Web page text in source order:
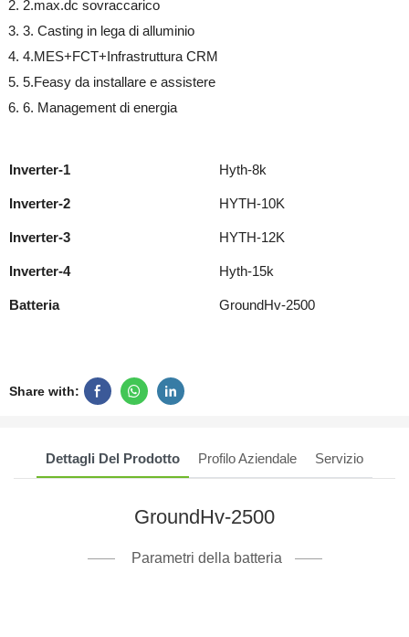
2.max.dc sovraccarico
3. Casting in lega di alluminio
4.MES+FCT+Infrastruttura CRM
5.Feasy da installare e assistere
6. Management di energia
Inverter-1 Hyth-8k
Inverter-2 HYTH-10K
Inverter-3 HYTH-12K
Inverter-4 Hyth-15k
Batteria GroundHv-2500
Share with:
Dettagli Del Prodotto Profilo Aziendale Servizio
GroundHv-2500
Parametri della batteria